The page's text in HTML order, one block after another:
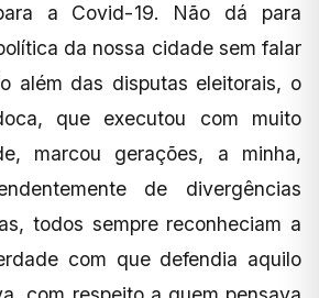
a Covid-19. Não dá para
da nossa cidade sem falar
além das disputas eleitorais, o
que executou com muito
marcou gerações, a minha,
de divergências
todos sempre reconheciam a
com que defendia aquilo